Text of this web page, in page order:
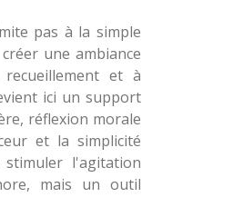
pas à la simple
une ambiance
et à
ici un support
réflexion morale
et la simplicité
l'agitation
mais un outil